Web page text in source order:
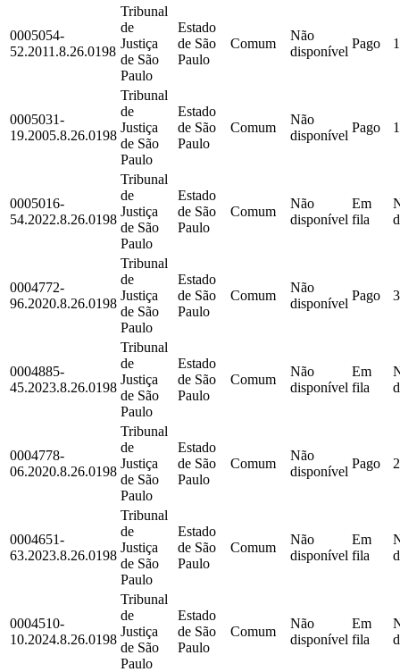
0005054-
52.2011.8.26.0198
Tribunal
de
Justiça
de São
Paulo
Estado
de São
Paulo
Comum
Não
disponível
Pago
0005031-
19.2005.8.26.0198
Tribunal
de
Justiça
de São
Paulo
Estado
de São
Paulo
Comum
Não
disponível
Pago
0005016-
54.2022.8.26.0198
Tribunal
de
Justiça
de São
Paulo
Estado
de São
Paulo
Comum
Não
disponível
Em
fila
0004772-
96.2020.8.26.0198
Tribunal
de
Justiça
de São
Paulo
Estado
de São
Paulo
Comum
Não
disponível
Pago
0004885-
45.2023.8.26.0198
Tribunal
de
Justiça
de São
Paulo
Estado
de São
Paulo
Comum
Não
disponível
Em
fila
0004778-
06.2020.8.26.0198
Tribunal
de
Justiça
de São
Paulo
Estado
de São
Paulo
Comum
Não
disponível
Pago
0004651-
63.2023.8.26.0198
Tribunal
de
Justiça
de São
Paulo
Estado
de São
Paulo
Comum
Não
disponível
Em
fila
0004510-
10.2024.8.26.0198
Tribunal
de
Justiça
de São
Paulo
Estado
de São
Paulo
Comum
Não
disponível
Em
fila